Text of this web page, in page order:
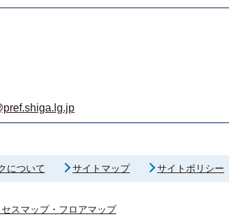
について サイトマップ サイトポリシー
スマップ・フロアマップ